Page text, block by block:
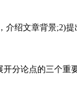
绍文章背景;2)提
分论点的三个重要